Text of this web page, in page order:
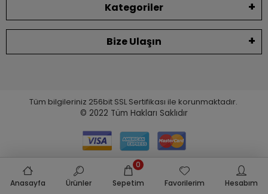
Kategoriler
Bize Ulaşın
Tüm bilgileriniz 256bit SSL Sertifikası ile korunmaktadır.
© 2022 Tüm Hakları Saklıdır
Anasayfa Ürünler Sepetim
0
Favorilerim
Hesabım